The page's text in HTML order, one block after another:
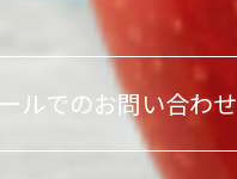
ルでのお問い合わせ